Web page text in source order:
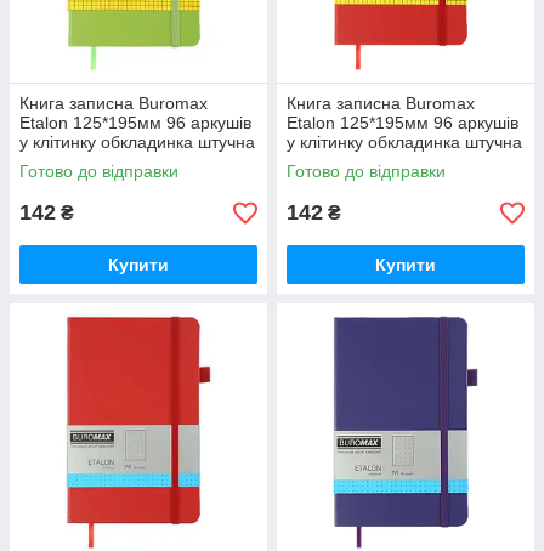
Книга записна Buromax
Etalon 125*195мм 96 аркушів
у клітинку обкладинка штучна
шкіра Салатова (BM.291160-
15)
Готово до відправки
142 ₴
Купити
Книга записна Buromax
Etalon 125*195мм 96 аркушів
у клітинку обкладинка штучна
шкіра Червона (BM.291160-
05)
Готово до відправки
142 ₴
Купити